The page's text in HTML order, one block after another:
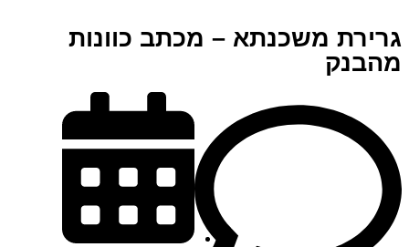
גרירת משכנתא – מכתב כוונות
מהבנק